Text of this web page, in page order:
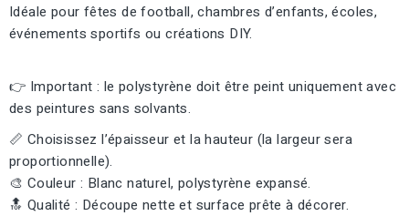
Idéale pour fêtes de football, chambres d’enfants, écoles,
événements sportifs ou créations DIY.
👉 Important : le polystyrène doit être peint uniquement avec
des peintures sans solvants.
📏 Choisissez l’épaisseur et la hauteur (la largeur sera
proportionnelle).
🎨 Couleur : Blanc naturel, polystyrène expansé.
🔝 Qualité : Découpe nette et surface prête à décorer.